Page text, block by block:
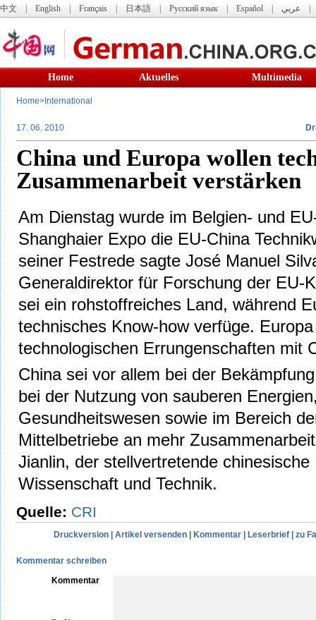
中文 English Français 日本語 Русский язык Español عربي
Home Aktuelles Multimedia
Home>International
17. 06. 2010
China und Europa wollen
Zusammenarbeit verstärken
Am Dienstag wurde im Belgien- und
Shanghaier Expo die EU-China
seiner Festrede sagte José Manuel
Generaldirektor für Forschung der EU-
sei ein rohstoffreiches Land, während
technisches Know-how verfüge.
technologischen Errungenschaften mit
China sei vor allem bei der
bei der Nutzung von sauberen
Gesundheitswesen sowie im Bereich
Mittelbetriebe an mehr
Jianlin, der stellvertretende chinesische
Wissenschaft und Technik.
Quelle: CRI
Druckversion Artikel versenden Kommentar Leserbrief zu
Kommentar schreiben
Kommentar